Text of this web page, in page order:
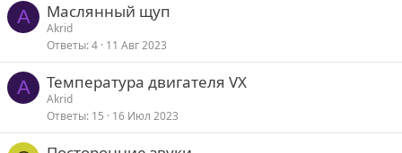
A Маслянный щуп
Akrid
Ответы 4 11 Авг 2023
A Температура двигателя VX
Akrid
Ответы 15 16 Июл 2023